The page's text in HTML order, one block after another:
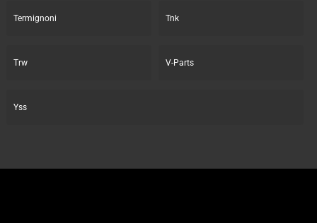
Termignoni Tnk
Trw V-Parts
Yss